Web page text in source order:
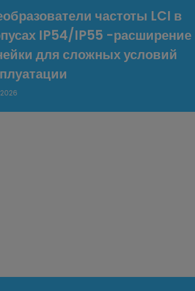
частоты LCI в
IP54/IP55 -расширение
для сложных условий